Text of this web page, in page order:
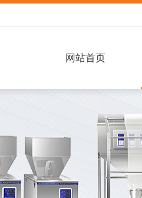
网站首页